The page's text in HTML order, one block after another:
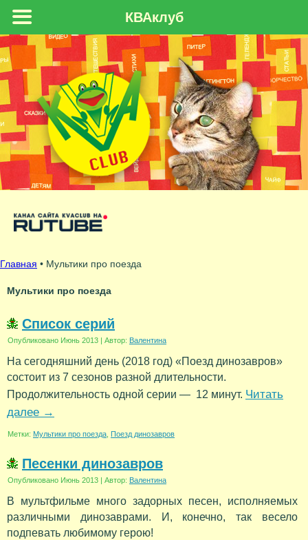
Главная • Мультики про поезда
Мультики про поезда
Список серий
Опубликовано Июнь 2013 | Автор: Валентина
На сегодняшний день (2018 год) «Поезд динозавров»
состоит из 7 сезонов разной длительности.
Продолжительность одной серии — 12 минут. Читать
далее →
Метки: Мультики про поезда Поезд динозавров
Песенки динозавров
Опубликовано Июнь 2013 | Автор: Валентина
В мультфильме много задорных песен, исполняемых
различными динозаврами. И, конечно, так весело
подпевать любимому герою!
КВАклуб